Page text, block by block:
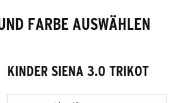
FARBE AUSWÄHLEN
KINDER SIENA 3.0 TRIKOT